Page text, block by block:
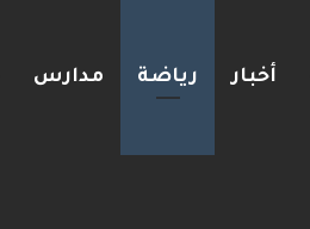
أخبار رياضة مدارس